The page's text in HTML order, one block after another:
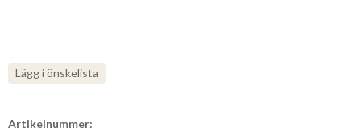
Lägg i önskelista
Artikelnummer: